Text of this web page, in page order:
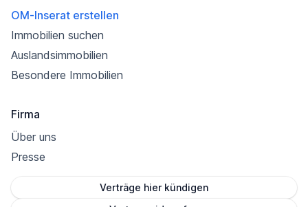
OM-Inserat erstellen
Immobilien suchen
Auslandsimmobilien
Besondere Immobilien
Firma
Über uns
Presse
Verträge hier kündigen